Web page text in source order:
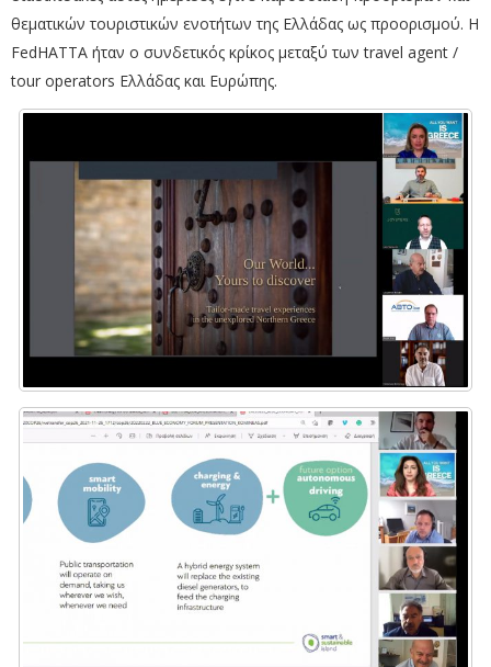
θεματικών τουριστικών ενοτήτων της Ελλάδας ως προορισμού. Η
FedHATTA ήταν ο συνδετικός κρίκος μεταξύ των travel agent /
tour operators Ελλάδας και Ευρώπης.